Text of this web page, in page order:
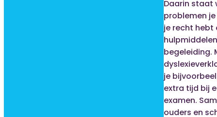
Daarin staat
problemen
je recht hebt
begeleiding.
je
extra tijd bij
examen.
ouders en